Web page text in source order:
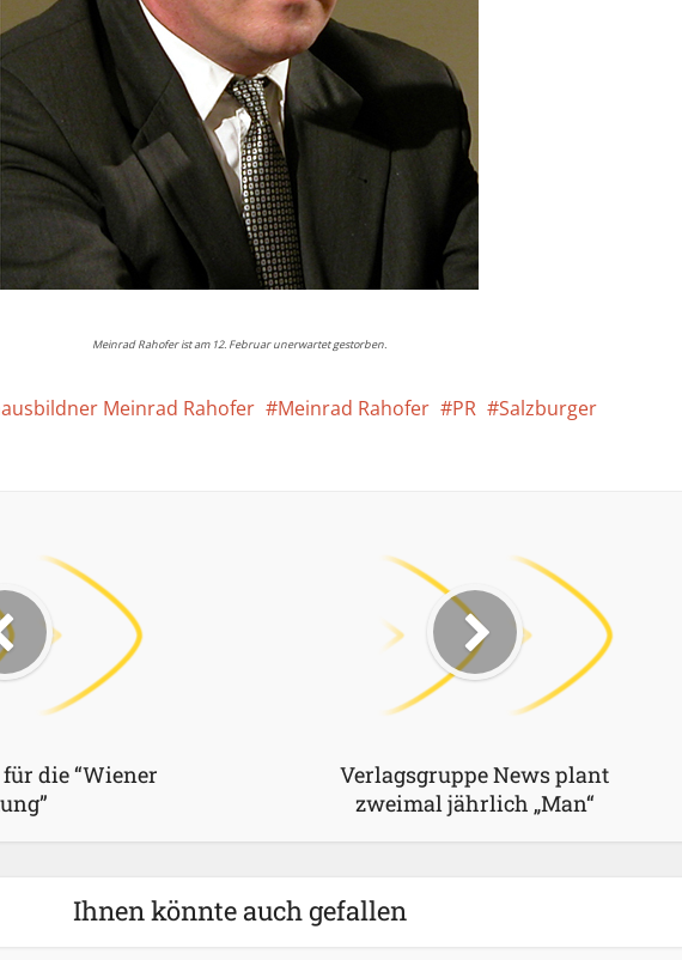
Meinrad Rahofer ist am 12. Februar unerwartet gestorben.
Meinrad Rahofer Meinrad Rahofer PR
Salzburger
die “Wiener
Verlagsgruppe News plant
zweimal jährlich „Man“
Ihnen könnte auch gefallen